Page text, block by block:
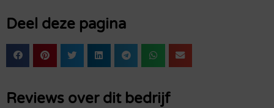
Deel deze pagina
Reviews over dit bedrijf